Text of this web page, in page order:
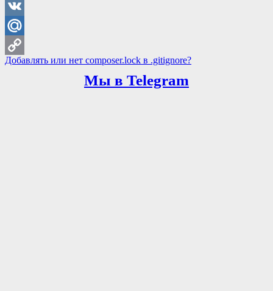
WhatsApp
VK
Mail.Ru
Copy
Навигация
Previous
Добавлять или нет composer.lock в .gitignore?
Мы в Telegram